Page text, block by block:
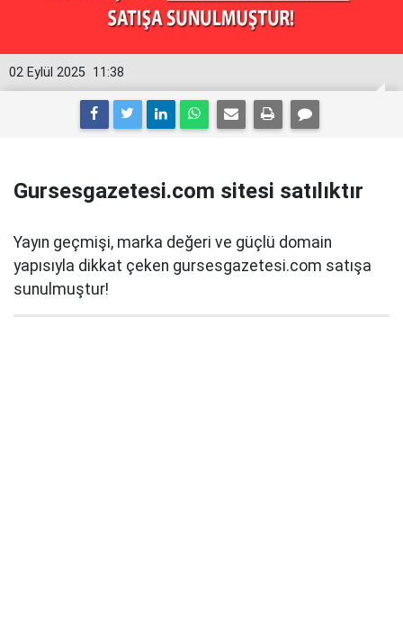
11:38
02 Eylül 2025
Gursesgazetesi.com sitesi satılıktır
Yayın geçmişi, marka değeri ve güçlü domain
yapısıyla dikkat çeken gursesgazetesi.com satışa
sunulmuştur!